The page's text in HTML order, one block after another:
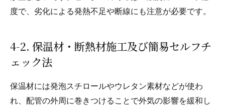
度で、劣化による発熱不足や断線にも注意が必要です。
4-2. 保温材・断熱材施工及び簡易セルフチ
ェック法
保温材には発泡スチロールやウレタン素材などが使わ
れ、配管の外周に巻きつけることで外気の影響を緩和し